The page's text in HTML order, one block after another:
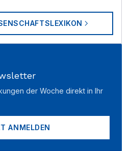
der Woche direkt in Ihr
ANMELDEN